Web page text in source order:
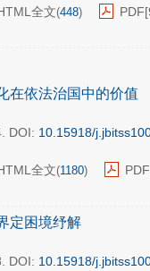
全文(448) PDF[
在依法治国中的价值
DOI: 10.15918/
全文(1180)
定困境纾解
DOI: 10.15918/